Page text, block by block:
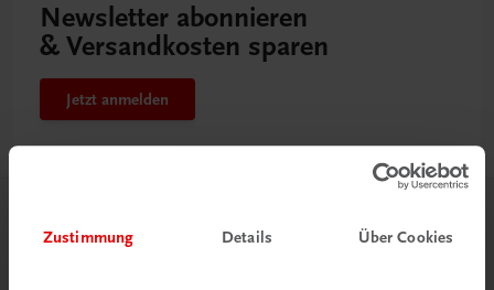
Zustimmung Details Über Cookies
Newsletter abonnieren
& Versandkosten sparen
Jetzt anmelden
Herzlich willkommen bei TRAUNER!